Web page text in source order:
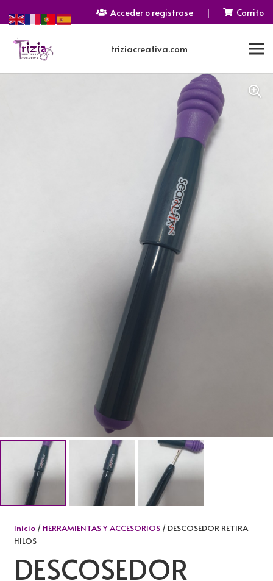
Acceder o registrase | Carrito
triziacreativa.com
Inicio/ HERRAMIENTAS Y ACCESORIOS/ DESCOSEDOR RETIRA
HILOS
DESCOSEDOR